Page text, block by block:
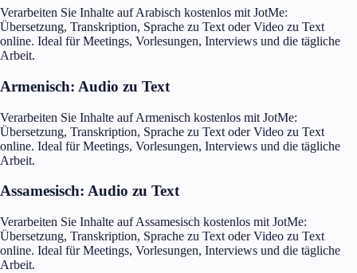
Verarbeiten Sie Inhalte auf Arabisch kostenlos mit JotMe:
Übersetzung, Transkription, Sprache zu Text oder Video zu Text
online. Ideal für Meetings, Vorlesungen, Interviews und die tägliche
Arbeit.
Armenisch: Audio zu Text
Verarbeiten Sie Inhalte auf Armenisch kostenlos mit JotMe:
Übersetzung, Transkription, Sprache zu Text oder Video zu Text
online. Ideal für Meetings, Vorlesungen, Interviews und die tägliche
Arbeit.
Assamesisch: Audio zu Text
Verarbeiten Sie Inhalte auf Assamesisch kostenlos mit JotMe:
Übersetzung, Transkription, Sprache zu Text oder Video zu Text
online. Ideal für Meetings, Vorlesungen, Interviews und die tägliche
Arbeit.